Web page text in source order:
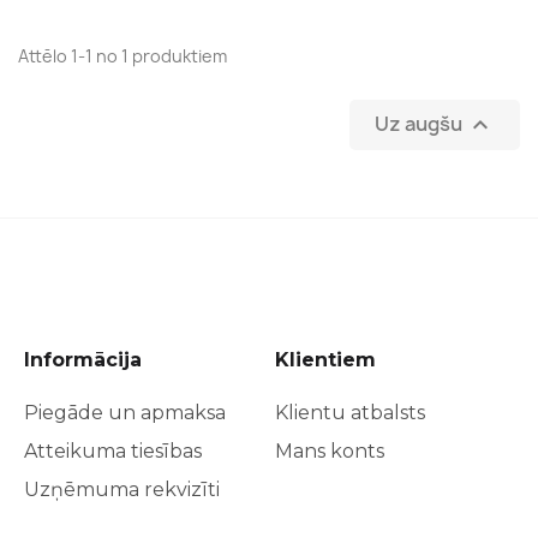
Attēlo 1-1 no 1 produktiem
Uz augšu 
Informācija
Piegāde un apmaksa
Atteikuma tiesības
Uzņēmuma rekvizīti
Klientiem
Klientu atbalsts
Mans konts